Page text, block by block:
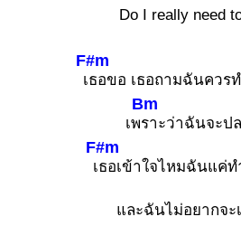
Do I really need
เ
F#m
ธอขอ เธอถามฉันควร
เพ
Bm
ราะว่าฉันจะป
เ
F#m
ธอเข้าใจไหมฉันแค่
และฉันไม่อยากจะ